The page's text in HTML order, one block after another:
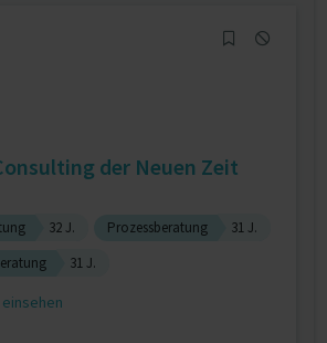
der Neuen Zeit
32 J. Prozessberatung
31 J.
31 J.